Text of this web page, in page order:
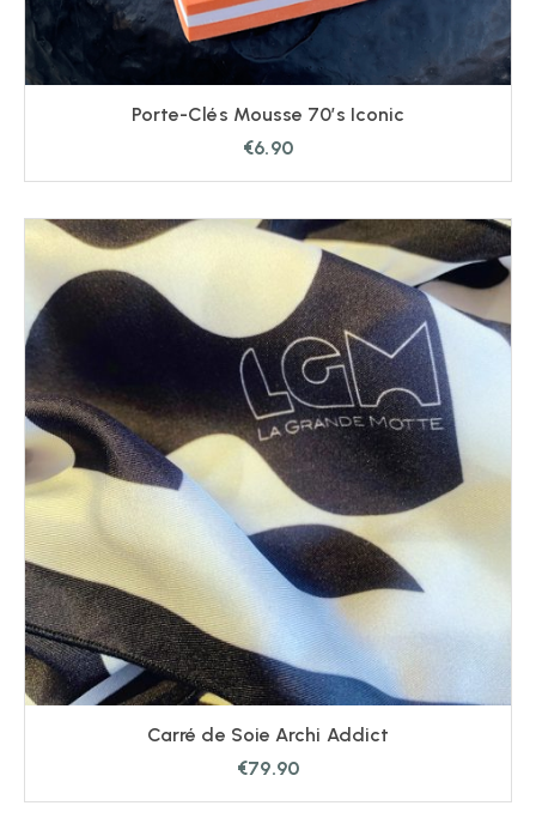
Porte-Clés Mousse 70’s Iconic
€6.90
Carré de Soie Archi Addict
€79.90